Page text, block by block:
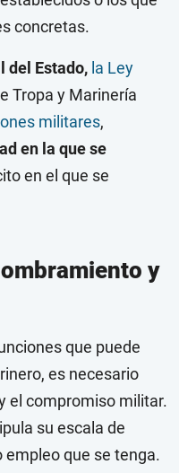
concretas.
del Estado, la Ley
Tropa y Marinería
militares,
en la que se
en el que se
y
que puede
es necesario
el compromiso militar.
su escala de
empleo que se tenga.